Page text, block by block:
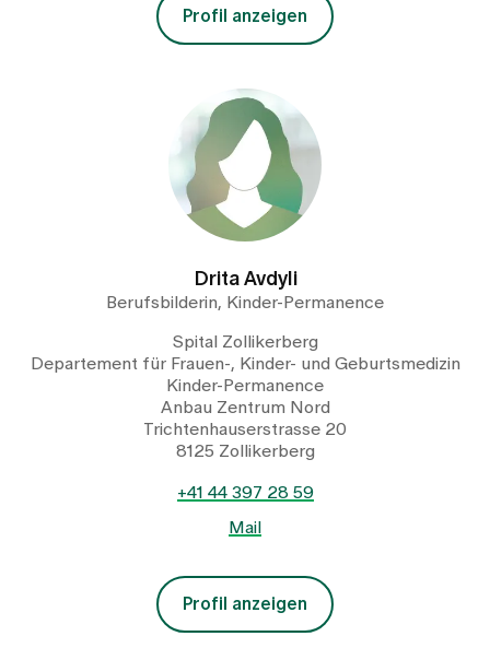
Profil anzeigen
Drita Avdyli
Berufsbilderin, Kinder-Permanence
Spital Zollikerberg
Departement für Frauen-, Kinder- und Geburtsmedizin
Kinder-Permanence
Anbau Zentrum Nord
Trichtenhauserstrasse 20
8125 Zollikerberg
+41 44 397 28 59
Mail
Profil anzeigen